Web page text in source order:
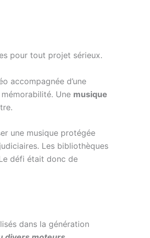
pour tout projet sérieux.
accompagnée d’une
Une musique
une musique protégée
Les bibliothèques
défi était donc de
dans la génération